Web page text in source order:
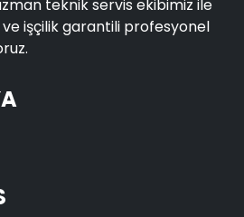
teknik servis ekibimiz ile
işçilik garantili profesyonel